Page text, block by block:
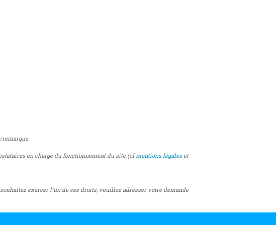
en charge du fonctionnement du site (cfmentions légales et
exercer l'un de ces droits, veuillez adresser votre demande